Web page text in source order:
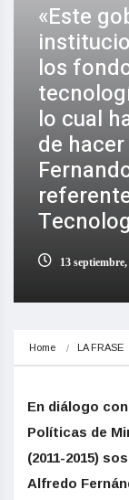
«Este
los
lo cual
de
13
Home LA FRASE
En diálogo con
Políticas de
(2011-2015)
Alfredo